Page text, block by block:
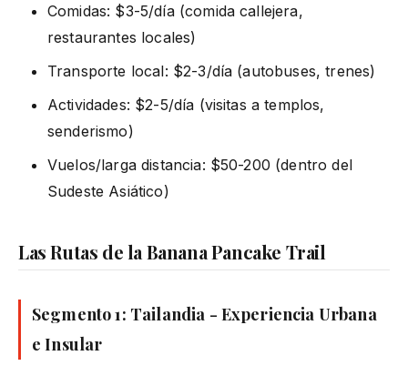
Comidas: $3-5/día (comida callejera,
restaurantes locales)
Transporte local: $2-3/día (autobuses, trenes)
Actividades: $2-5/día (visitas a templos,
senderismo)
Vuelos/larga distancia: $50-200 (dentro del
Sudeste Asiático)
Las Rutas de la Banana Pancake Trail
Segmento 1: Tailandia - Experiencia Urbana
e Insular